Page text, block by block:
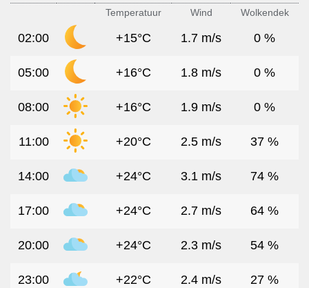
Temperatuur Wind Wolkendek
02:00 +15°C 1.7 m/s 0 %
05:00 +16°C 1.8 m/s 0 %
08:00 +16°C 1.9 m/s 0 %
11:00 +20°C 2.5 m/s 37 %
14:00 +24°C 3.1 m/s 74 %
17:00 +24°C 2.7 m/s 64 %
20:00 +24°C 2.3 m/s 54 %
23:00 +22°C 2.4 m/s 27 %